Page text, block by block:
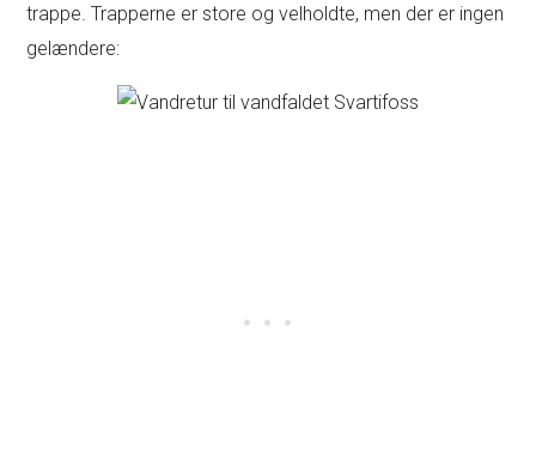
trappe. Trapperne er store og velholdte, men der er ingen
gelændere: